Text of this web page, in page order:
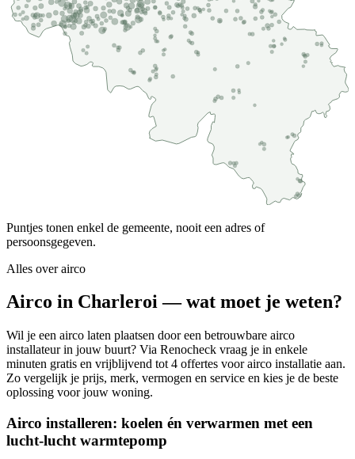
Puntjes tonen enkel de gemeente, nooit een adres of
persoonsgegeven.
Alles overairco
Airco in Charleroi — wat moet je weten?
Wil je een airco laten plaatsen door een betrouwbare airco
installateur in jouw buurt? Via Renocheck vraag je in enkele
minuten gratis en vrijblijvend tot 4 offertes voor airco installatie aan.
Zo vergelijk je prijs, merk, vermogen en service en kies je de beste
oplossing voor jouw woning.
Airco installeren: koelen én verwarmen met een
lucht-lucht warmtepomp